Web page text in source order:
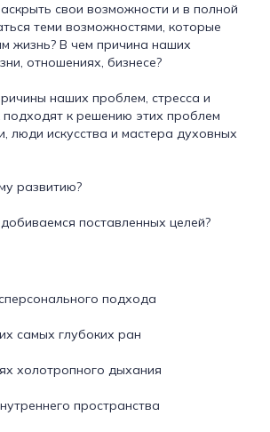
свои возможности и в полной
теми возможностями, которые
жизнь? В чем причина наших
отношениях, бизнесе?
наших проблем, стресса и
к решению этих проблем
люди искусства и мастера духовных
развитию?
поставленных целей?
подхода
самых глубоких ран
холотропного дыхания
пространства